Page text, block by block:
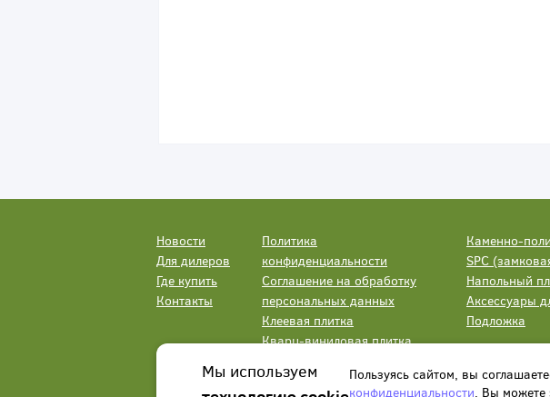
Новости
Для дилеров
Где купить
Контакты
Политика
конфиденциальности
Соглашение на обработку
персональных данных
Клеевая плитка
Кварц-виниловая плитка
Каменно-
SPC
Напольный
Аксессуары
Подложка
Мы используем
Пользуясь сайтом, вы
конфиденциальности. Вы можете